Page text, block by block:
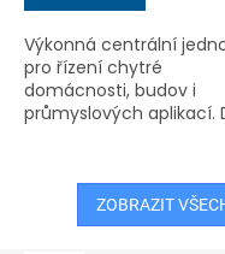
Výkonná centrální
pro řízení chytré
domácnosti, budov i
průmyslových aplikací.
a Tree Turbo, umožňuje
snadnou...ZOBRAZIT